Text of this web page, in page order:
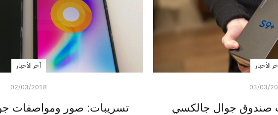
الأخبار
03/03/
صندوق جوال جالكسي
آخر الأخبار
02/03/2018